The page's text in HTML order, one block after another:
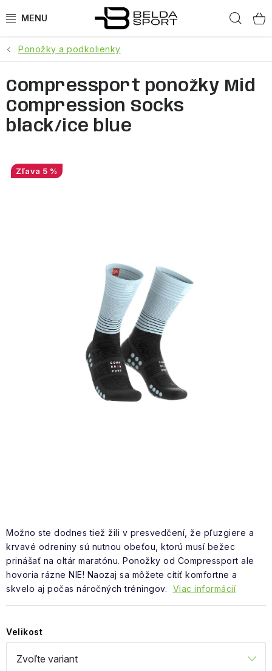
na
ŠPORTY
BEH
BOGNER
OBLEČENIE
Vrátenie a výmena Doprava a platba
Ponožky a podkolienky
Možno ste dodnes tiež žili v presvedčení, že pľuzgiere a
krvavé odreniny sú nutnou obeťou, ktorú musí bežec
prinášať na oltár maratónu. Ponožky od Compressport ale
hovoria rázne NIE! Naozaj sa môžete cítiť komfortne a
skvelo aj počas náročných tréningov.
Viac informácií
Velikost
Compressport ponožky Mid
Compression Socks
black/ice blue
5 %